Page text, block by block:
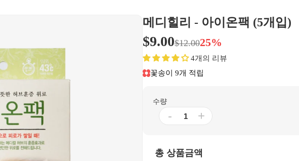
메디힐리 - 아이온팩 (5개입)
$9.00$12.0025%
4개의 리뷰
꽃송이 9개 적립
수량
- +
총 상품금액